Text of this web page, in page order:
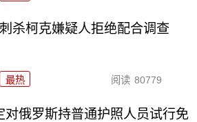
刺杀柯克嫌疑人拒绝配合调查
最热 阅读 80779
对俄罗斯持普通护照人员试行免